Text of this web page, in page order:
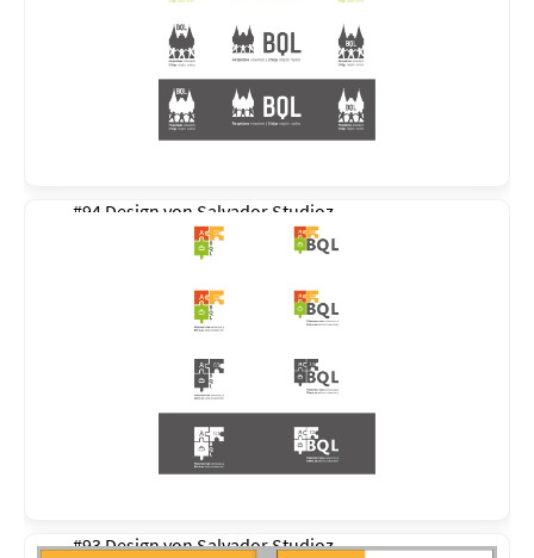
#94 Design von Salvador Studioz
#93 Design vonSalvador Studioz